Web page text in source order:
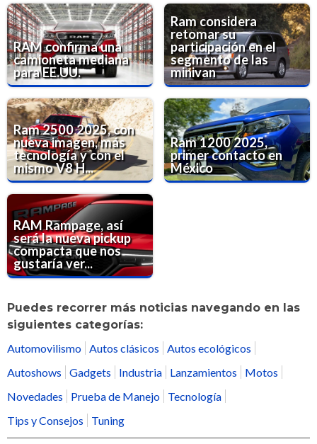
RAM confirma una
camioneta mediana
para EE.UU.
Ram considera
retomar su
participación en el
segmento de las
minivan
Ram 2500 2025, con
nueva imagen, más
tecnología y con el
mismo V8 H...
Ram 1200 2025,
primer contacto en
México
RAM Rampage, así
será la nueva pickup
compacta que nos
gustaría ver...
Puedes recorrer más noticias navegando en las
siguientes categorías:
Automovilismo Autos clásicos
Autos ecológicos
Autoshows
Gadgets Industria Lanzamientos
Motos
Novedades
Prueba de Manejo
Tecnología
Tips y Consejos
Tuning